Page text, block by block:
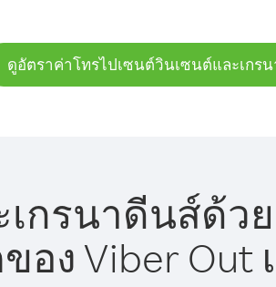
ดูอัตราค่าโทรไปเซนต์วินเซนต์และเกร
กรนาดีนส์ด้ว
อง Viber